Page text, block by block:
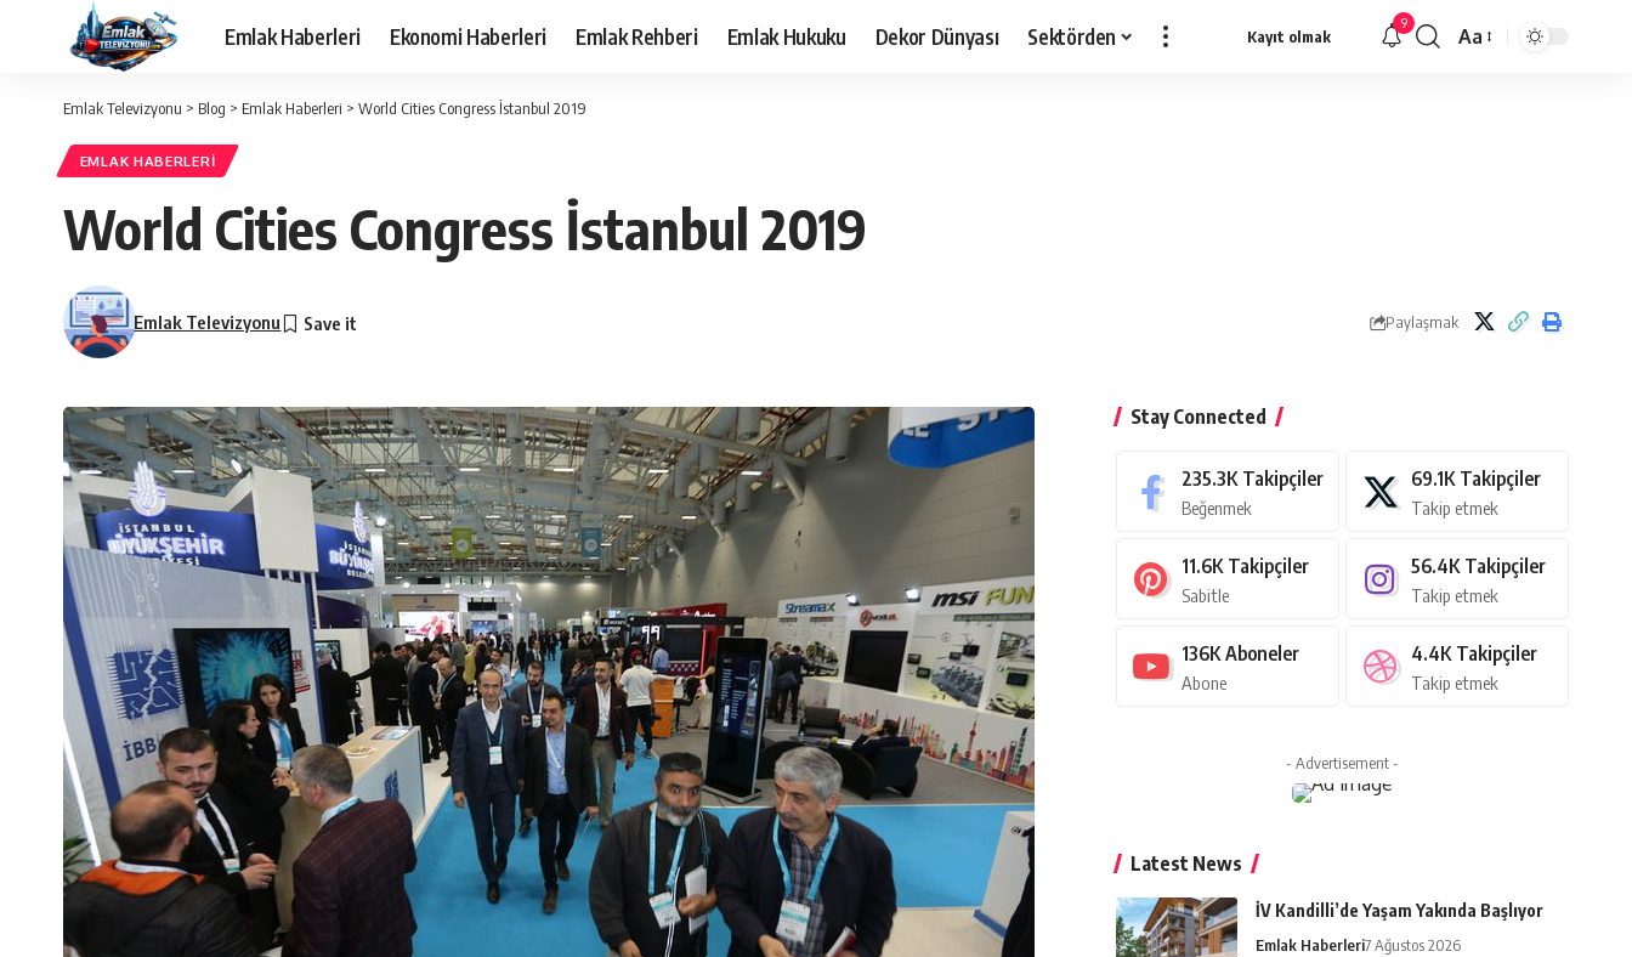
Emlak Haberleri Ekonomi Haberleri Emlak Rehberi Emlak Hukuku Dekor Dünyası Sektörden Kayıt olmak
9
Yazı
Aa
Emlak Televizyonu > Blog > Emlak Haberleri > World Cities Congress İstanbul 2019
EMLAK HABERLERI
World Cities Congress İstanbul 2019
Emlak Televizyonu Paylaşmak
Stay Connected
235.3K Takipçiler
Beğenmek
69.1K Takipçiler
Takip etmek
11.6K Takipçiler
Sabitle
56.4K Takipçiler
Takip etmek
136K Aboneler
Abone
4.4K Takipçiler
Takip etmek
- Advertisement -
Latest News
İV Kandilli’de Yaşam Yakında Başlıyor
Emlak Haberleri7 Ağustos 2026